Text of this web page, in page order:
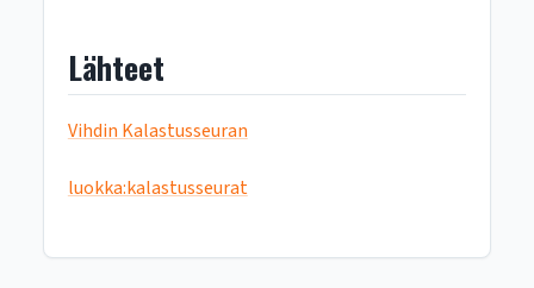
Lähteet
Vihdin Kalastusseuran
luokka:kalastusseurat